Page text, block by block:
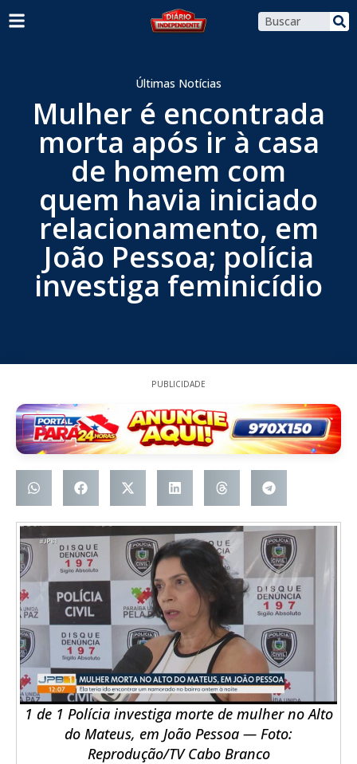
Últimas Notícias
Mulher é encontrada
morta após ir à casa
de homem com
quem havia iniciado
relacionamento, em
João Pessoa; polícia
investiga feminicídio
PUBLICIDADE
1 de 1 Polícia investiga morte de mulher no Alto
do Mateus, em João Pessoa — Foto:
Reprodução/TV Cabo Branco